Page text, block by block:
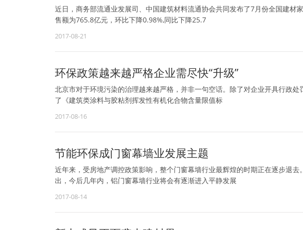
近日，商务部流通业发展司、中国建筑材料流通协会共同发布了7月份全国建
售额为765.8亿元，环比下降0.98%,同比下降25.7
2017-08-21
环保政策越来越严格企业需尽快“升级”
北京市对于环境污染的治理越来越严格，并非一句空话。除了对企业开具行政
了《建筑类涂料与胶粘剂挥发性有机化合物含量限值标
2017-08-16
节能环保成门窗幕墙业发展主题
近年来，受房地产调控政策影响，整个门窗幕墙行业最辉煌的时期正在逐步退
出，今后几年内，铝门窗幕墙行业将会有逐渐进入平静发展
2017-08-14